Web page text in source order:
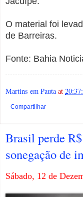
O material foi
de Barreiras.
Fonte: Bahia
Martins em Pauta at
Compartilhar
Brasil perde
sonegação de
Sábado, 12 de